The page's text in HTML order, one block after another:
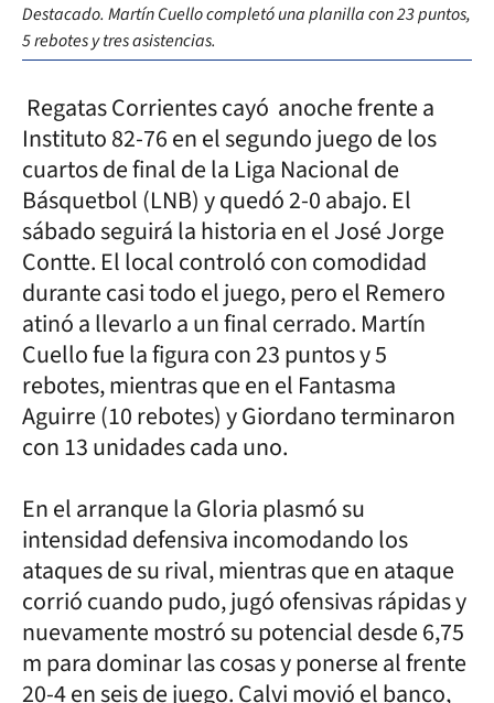
Destacado. Martín Cuello completó una planilla con 23 puntos,
5 rebotes y tres asistencias.
Regatas Corrientes cayó anoche frente a
Instituto 82-76 en el segundo juego de los
cuartos de final de la Liga Nacional de
Básquetbol (LNB) y quedó 2-0 abajo. El
sábado seguirá la historia en el José Jorge
Contte. El local controló con comodidad
durante casi todo el juego, pero el Remero
atinó a llevarlo a un final cerrado. Martín
Cuello fue la figura con 23 puntos y 5
rebotes, mientras que en el Fantasma
Aguirre (10 rebotes) y Giordano terminaron
con 13 unidades cada uno.
En el arranque la Gloria plasmó su
intensidad defensiva incomodando los
ataques de su rival, mientras que en ataque
corrió cuando pudo, jugó ofensivas rápidas y
nuevamente mostró su potencial desde 6,75
m para dominar las cosas y ponerse al frente
20-4 en seis de juego. Calvi movió el banco,